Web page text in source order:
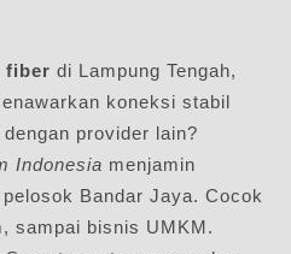
fiber di Lampung Tengah,
koneksi stabil
provider lain?
Indonesia menjamin
Bandar Jaya. Cocok
sampai bisnis UMKM.